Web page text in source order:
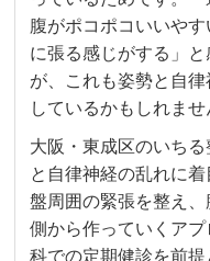
腹がポコポコいいや
に張る感じがする」
が、これも姿勢と自
しているかもしれませ
大阪・東成区のいち
と自律神経の乱れに
盤周囲の緊張を整え
側から作っていくア
科での定期健診を前